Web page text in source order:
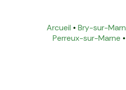
Arcueil • Bry-sur-
Perreux-sur-Marne •